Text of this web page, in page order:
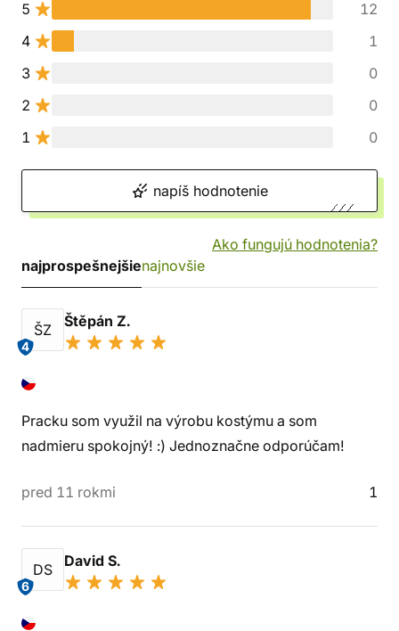
5
12
4
1
3
0
2
0
1
0
napíš hodnotenie
Ako fungujú hodnotenia?
najprospešnejšienajnovšie
ŠZ
4
Štěpán Z.
Pracku som využil na výrobu kostýmu a som
nadmieru spokojný! :) Jednoznačne odporúčam!
pred 11 rokmi 1
DS
6
David S.